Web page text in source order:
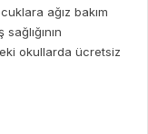
ağız bakım
okullarda ücretsiz